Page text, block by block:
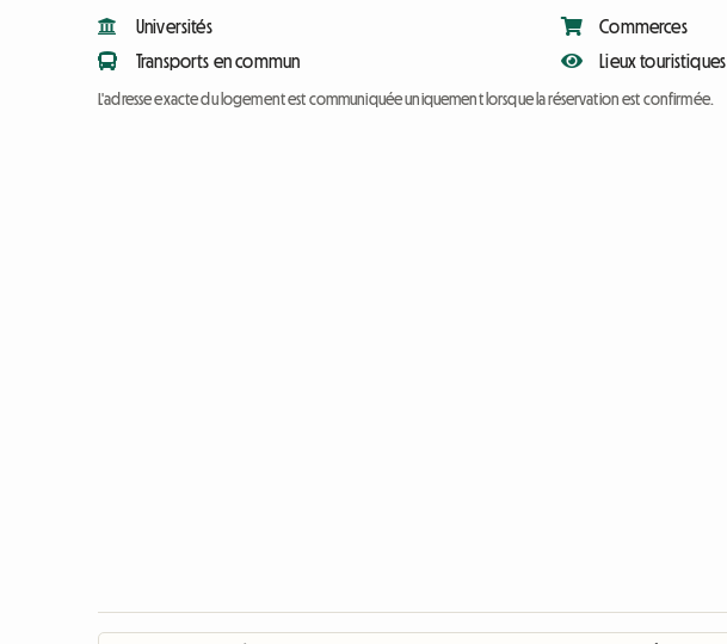
Universités
Transports en commun
Commerces
Lieux touristiques
L'adresse exacte du logement est communiquée uniquement lorsque la réservation est confirmée.